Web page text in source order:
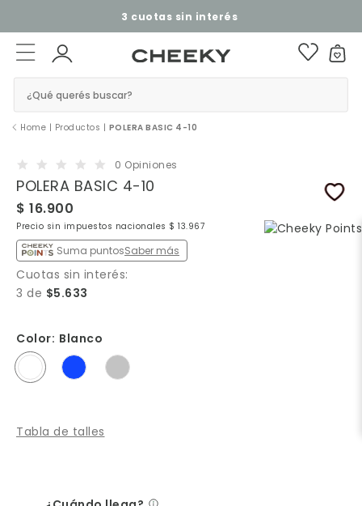
3 cuotas sin interés​ ​
¿Qué querés buscar?
Home | Productos | POLERA BASIC 4-10
0 Opiniones
POLERA BASIC 4-10
$ 16.900
Precio sin impuestos nacionales $ 13.967
Suma puntosSaber más
Cuotas sin interés:
3 de $5.633
Color: Blanco
Tabla de talles